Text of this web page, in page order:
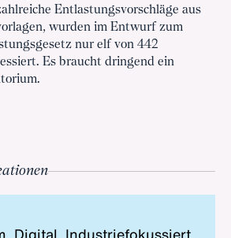
Entlastungsvorschläge aus
wurden im Entwurf zum
nur elf von 442
Es braucht dringend ein